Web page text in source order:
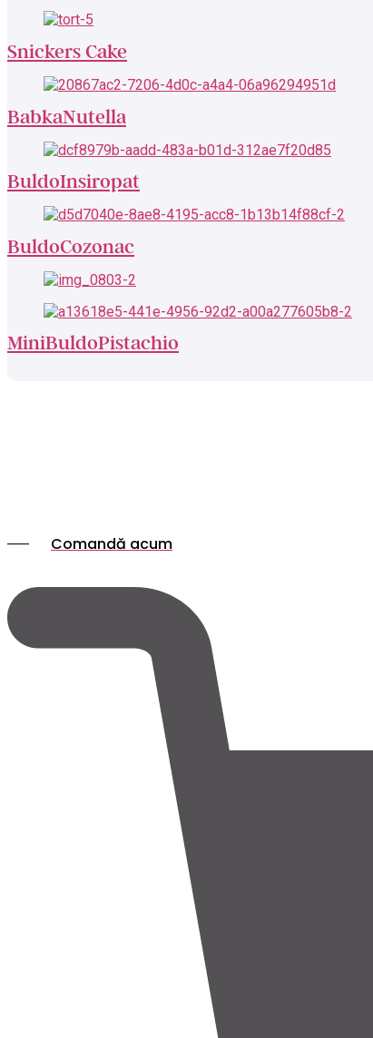
Snickers Cake
BabkaNutella
BuldoInsiropat
BuldoCozonac
MiniBuldoPistachio
Comandă acum